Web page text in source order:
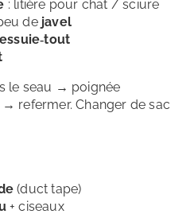
: litière pour chat / sciure
de javel
essuie‑tout
le seau → poignée
refermer. Changer de sac
(duct tape)
+ ciseaux